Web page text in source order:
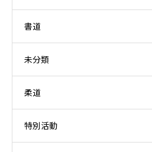
書道
未分類
柔道
特別活動